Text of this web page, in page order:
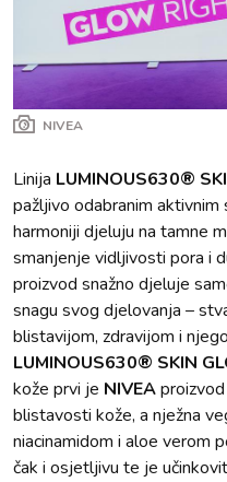
NIVEA
Linija LUMINOUS630®
pažljivo odabranim
harmoniji djeluju na tamne
smanjenje vidljivosti pora i
proizvod snažno djeluje
snagu svog djelovanja –
blistavijom, zdravijom i
LUMINOUS630® SKIN
kože prvi je NIVEA
blistavosti kože, a nježna
niacinamidom i aloe verom
čak i osjetljivu te je